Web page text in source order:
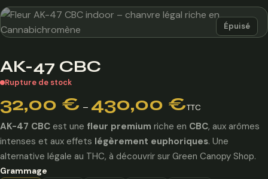
Épuisé
AK-47 CBC
Rupture de stock
32,00 € – 430,00 €
de
prix :
32,00 €
à
430,00 €
TTC
AK-47 CBC est une fleur premium riche en CBC, aux arômes
intenses et aux effets légèrement euphoriques. Une
alternative légale au THC, à découvrir sur Green Canopy Shop.
Grammage